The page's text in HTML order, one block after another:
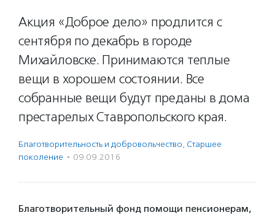
Акция «Доброе дело» продлится с
сентября по декабрь в городе
Михайловске. Принимаются теплые
вещи в хорошем состоянии. Все
собранные вещи будут преданы в дома
престарелых Ставропольского края.
Благотвори­тель­ность и доброволь­чест­во, Старшее
поколение · 09.09.2016
Благотворительный фонд помощи пенсионерам,